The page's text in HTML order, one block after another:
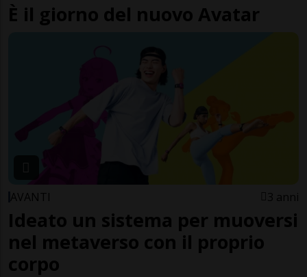
È il giorno del nuovo Avatar
AVANTI 3 anni
Ideato un sistema per muoversi
nel metaverso con il proprio
corpo